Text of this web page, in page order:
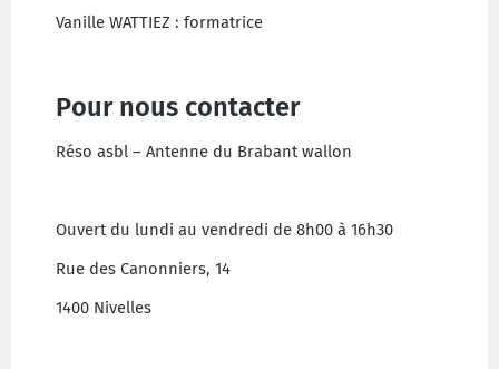
Vanille WATTIEZ : formatrice
Pour nous contacter
Réso asbl – Antenne du Brabant wallon
Ouvert du lundi au vendredi de 8h00 à 16h30
Rue des Canonniers, 14
1400 Nivelles